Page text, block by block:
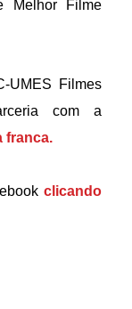
Melhor Filme
UMES Filmes
com a
franca.
clicando